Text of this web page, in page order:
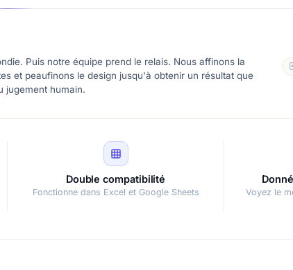
Puis notre équipe prend le relais. Nous affinons la
et peaufinons le design jusqu'à obtenir un résultat que
jugement humain.
Double compatibilité
Fonctionne dans Excel et Google Sheets Voyez le